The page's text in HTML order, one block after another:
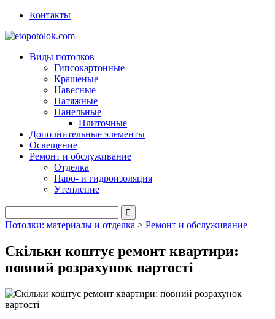
Контакты
Виды потолков
Гипсокартонные
Крашеные
Навесные
Натяжные
Панельные
Плиточные
Дополнительные элементы
Освещение
Ремонт и обслуживание
Отделка
Паро- и гидроизоляция
Утепление
Потолки: материалы и отделка > Ремонт и обслуживание
Скільки коштує ремонт квартири:
повний розрахунок вартості